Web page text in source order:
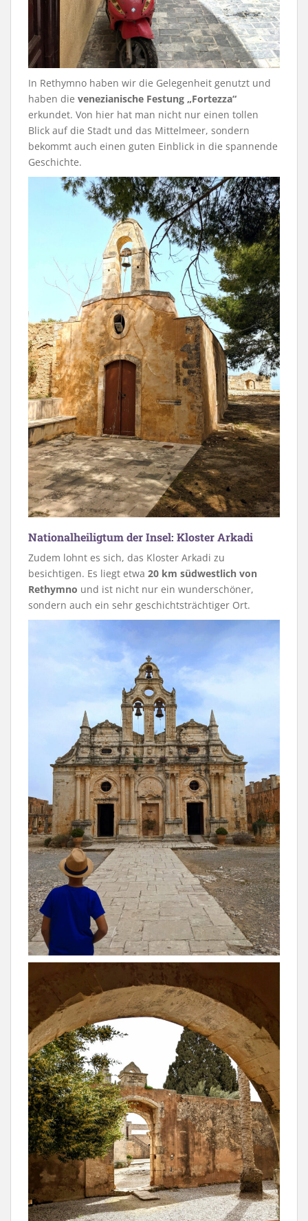
In Rethymno haben wir die Gelegenheit genutzt und
haben die venezianische Festung „Fortezza“
erkundet. Von hier hat man nicht nur einen tollen
Blick auf die Stadt und das Mittelmeer, sondern
bekommt auch einen guten Einblick in die spannende
Geschichte.
Nationalheiligtum der Insel: Kloster Arkadi
Zudem lohnt es sich, das Kloster Arkadi zu
besichtigen. Es liegt etwa 20 km südwestlich von
Rethymno und ist nicht nur ein wunderschöner,
sondern auch ein sehr geschichtsträchtiger Ort.